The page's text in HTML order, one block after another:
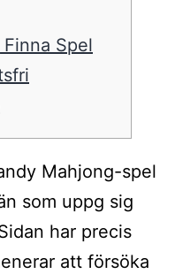
Spel
Mahjong-spel
som uppg sig
har precis
att försöka